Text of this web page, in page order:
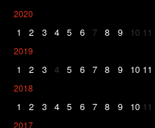
2020
1 2 3 4 5 6 7 8 9 10 11
2019
1 2 3 4 5 6 7 8 9 10 11
2018
1 2 3 4 5 6 7 8 9 10 11
2017